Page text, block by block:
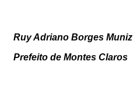
Ruy Adriano Borges Muniz
Prefeito de Montes Claros